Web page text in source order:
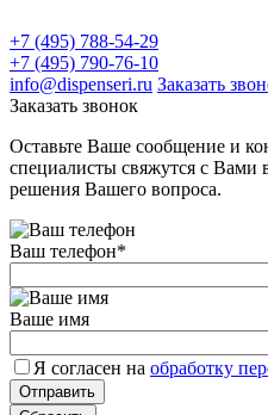
+7 (495) 788-54-29
+7 (495) 790-76-10
info@dispenseri.ru Заказать
Заказать звонок
Оставьте Ваше сообщение и
специалисты свяжутся с Вами
решения Вашего вопроса.
Ваш телефон*
Ваше имя
Я согласен на обработку